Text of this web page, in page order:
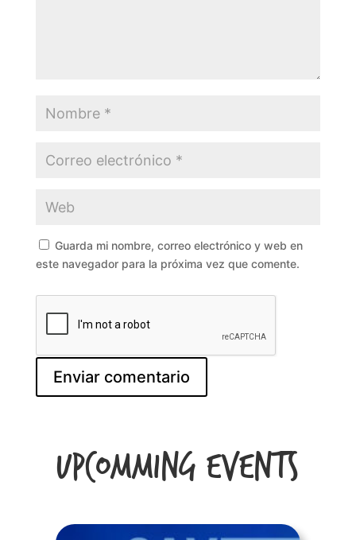
Guarda mi nombre, correo electrónico y web en
este navegador para la próxima vez que comente.
Upcomming Events